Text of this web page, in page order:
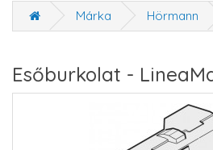
Márka Hörmann
Esőburkolat -